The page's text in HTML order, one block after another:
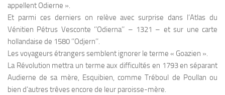
appellent Odierne ».
Et parmi ces derniers on relève avec surprise dans l’Atlas du
Vénitien Pétrus Vesconte ‘’Odierna’’ – 1321 – et sur une carte
hollandaise de 1580 ‘’Odjern’’.
Les voyageurs étrangers semblent ignorer le terme « Goazien ».
La Révolution mettra un terme aux difficultés en 1793 en séparant
Audierne de sa mère, Esquibien, comme Tréboul de Poullan ou
bien d’autres trêves encore de leur paroisse-mère.